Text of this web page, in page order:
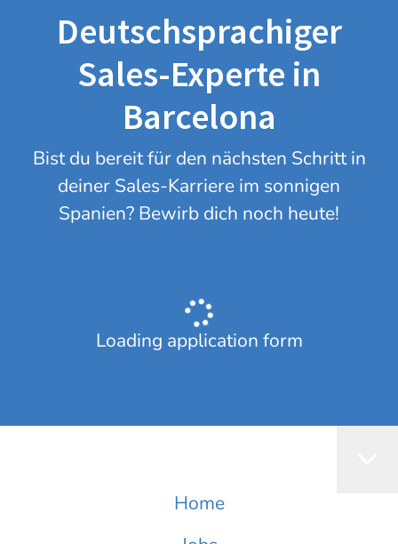
Deutschsprachiger
Sales-Experte in
Barcelona
Bist du bereit für den nächsten Schritt in
deiner Sales-Karriere im sonnigen
Spanien? Bewirb dich noch heute!
Loading application form
Home